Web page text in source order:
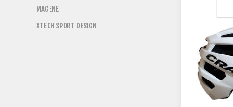
MAGENE
XTECH SPORT DESIGN